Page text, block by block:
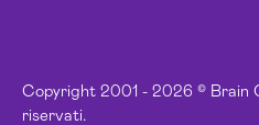
Copyright 2001 - 2026 © Brain
riservati.